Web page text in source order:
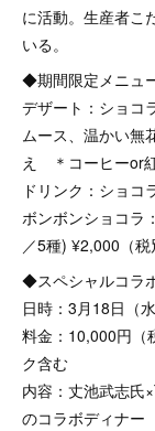
に活動。生産者こ
いる。
◆期間限定メニュ
デザート：ショコ
ムース、温かい無
え ＊コーヒーor
ドリンク：ショコ
ボンボンショコラ
／5種) ¥2,000（税
◆スペシャルコラ
日時：3月18日（
料金：10,000円（
ク含む
内容：丈池武志氏
のコラボディナー